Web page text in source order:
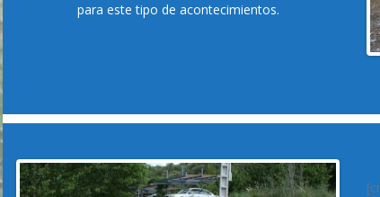
para este tipo de acontecimientos.